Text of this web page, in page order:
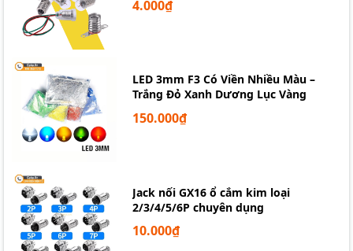
4.000₫
LED 3mm F3 Có Viền Nhiều Màu –
Trắng Đỏ Xanh Dương Lục Vàng
150.000₫
Jack nối GX16 ổ cắm kim loại
2/3/4/5/6P chuyên dụng
10.000₫